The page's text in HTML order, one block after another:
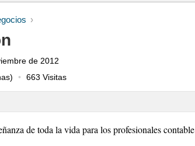
de 2012
663 Visitas
de toda la vida para los profesionales contable